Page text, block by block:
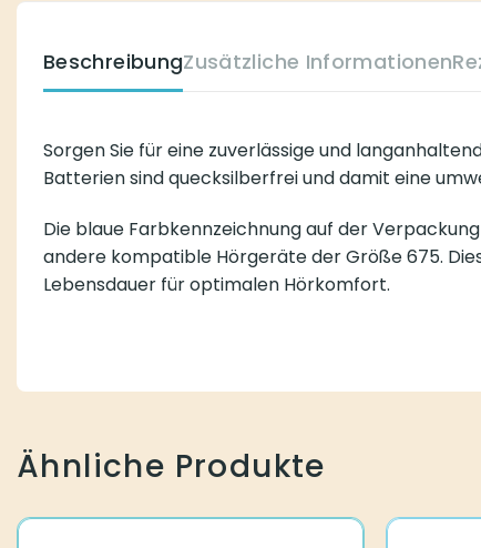
BeschreibungZusätzliche Informationen
Sorgen Sie für eine zuverlässige und
Batterien sind quecksilberfrei und damit eine
Die blaue Farbkennzeichnung auf der
andere kompatible Hörgeräte der Größe 675.
Lebensdauer für optimalen Hörkomfort.
Ähnliche Produkte